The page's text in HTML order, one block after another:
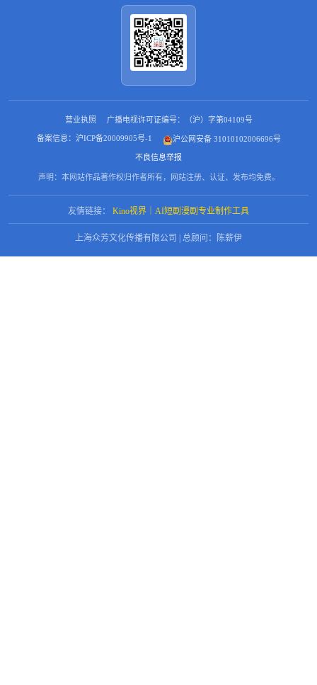
营业执照 广播电视许可证编号：（沪）字第04109号
备案信息：沪ICP备20009905号-1 沪公网安备 31010102006696号
不良信息举报
声明：本网站作品著作权归作者所有，网站注册、认证、发布均免费。
友情链接： Kino视界｜AI短剧漫剧专业制作工具
上海众芳文化传播有限公司 | 总顾问：陈薪伊